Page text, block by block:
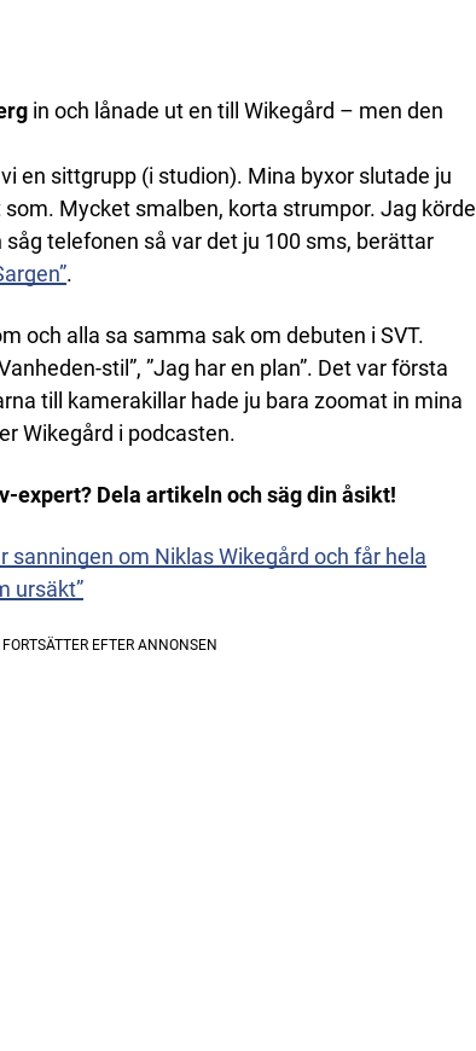
in och lånade ut en till Wikegård – men den
en sittgrupp (i studion). Mina byxor slutade ju
Mycket smalben, korta strumpor. Jag körde
telefonen så var det ju 100 sms, berättar
.
och alla sa samma sak om debuten i SVT.
stil”, ”Jag har en plan”. Det var första
till kamerakillar hade ju bara zoomat in mina
Wikegård i podcasten.
expert? Dela artikeln och säg din åsikt!
sanningen om Niklas Wikegård och får hela
ursäkt”